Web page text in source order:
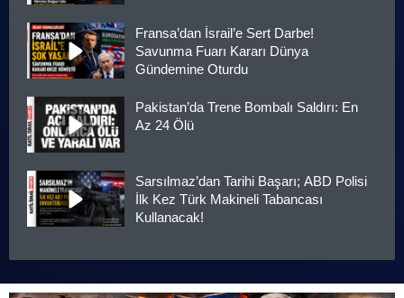
Fransa’dan İsrail’e Sert Darbe!
Savunma Fuarı Kararı Dünya
Gündemine Oturdu
Pakistan’da Trene Bombalı Saldırı: En
Az 24 Ölü
Sarsılmaz’dan Tarihi Başarı; ABD Polisi
İlk Kez Türk Makineli Tabancası
Kullanacak!